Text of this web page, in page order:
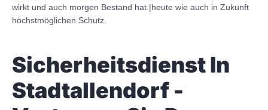
wirkt und auch morgen Bestand hat.|heute wie auch in Zukunft
höchstmöglichen Schutz.
Sicherheitsdienst In
Stadtallendorf -